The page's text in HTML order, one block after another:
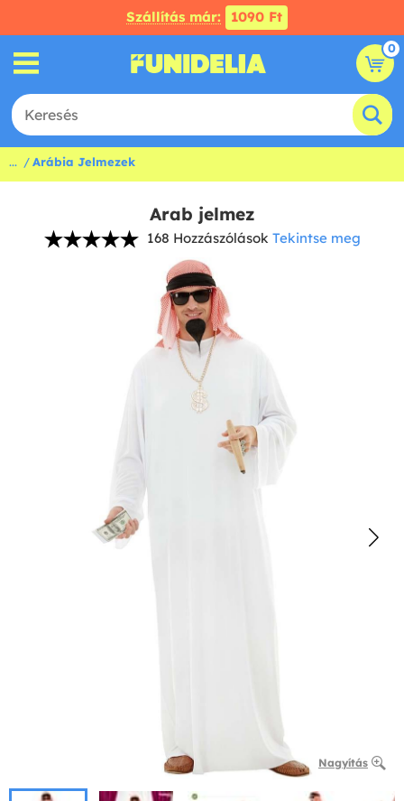
Szállítás már: 1090 Ft
0
... Arábia Jelmezek
Arab jelmez
168 Hozzászólások Tekintse meg
Nagyítás